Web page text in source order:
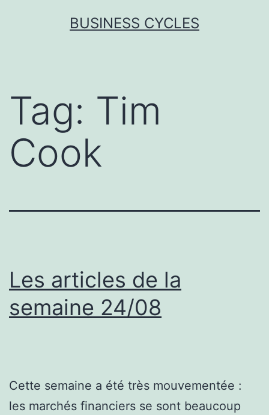
BUSINESS CYCLES
Tag: Tim
Cook
Les articles de la
semaine 24/08
Cette semaine a été très mouvementée :
les marchés financiers se sont beaucoup